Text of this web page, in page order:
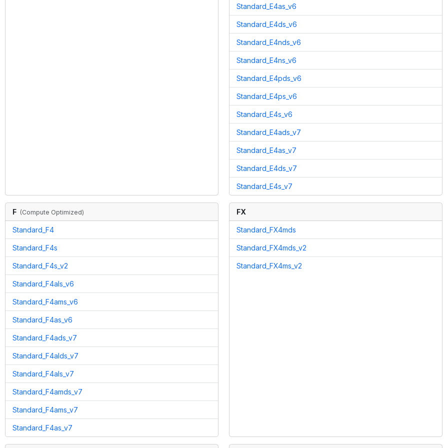
Standard_E4as_v6
Standard_E4ds_v6
Standard_E4nds_v6
Standard_E4ns_v6
Standard_E4pds_v6
Standard_E4ps_v6
Standard_E4s_v6
Standard_E4ads_v7
Standard_E4as_v7
Standard_E4ds_v7
Standard_E4s_v7
F (Compute Optimized)
Standard_F4
Standard_F4s
Standard_F4s_v2
Standard_F4als_v6
Standard_F4ams_v6
Standard_F4as_v6
Standard_F4ads_v7
Standard_F4alds_v7
Standard_F4als_v7
Standard_F4amds_v7
Standard_F4ams_v7
Standard_F4as_v7
FX
Standard_FX4mds
Standard_FX4mds_v2
Standard_FX4ms_v2